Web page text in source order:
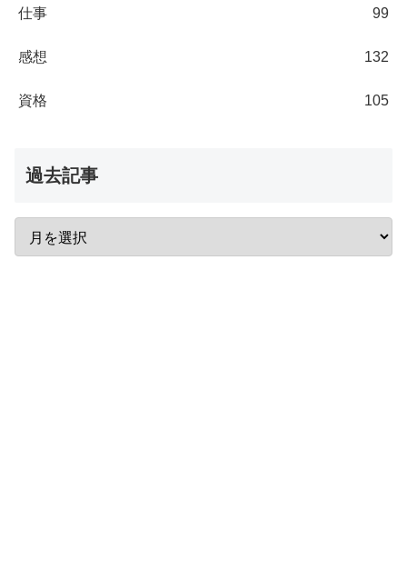
仕事 99
感想 132
資格 105
過去記事